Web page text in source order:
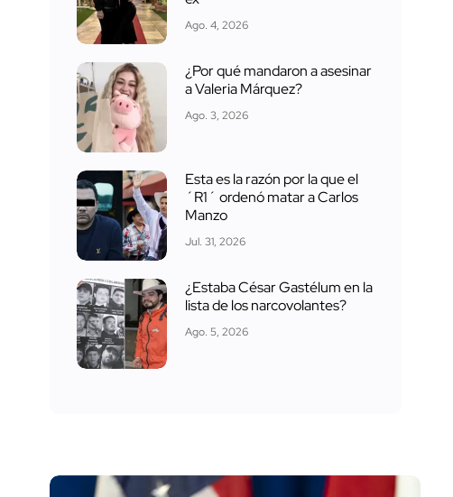
Ago. 4, 2026
¿Por qué mandaron a asesinar
a Valeria Márquez?
Ago. 3, 2026
Esta es la razón por la que el
´R1´ ordenó matar a Carlos
Manzo
Jul. 31, 2026
¿Estaba César Gastélum en la
lista de los narcovolantes?
Ago. 5, 2026